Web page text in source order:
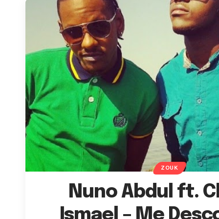
ZOUK
Nuno Abdul ft.